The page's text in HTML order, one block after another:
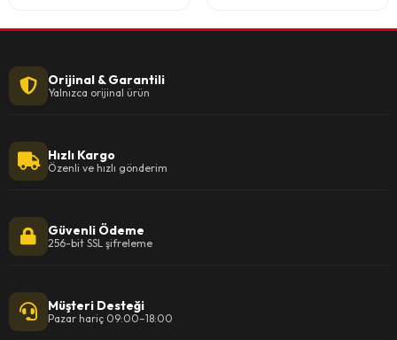
Orijinal & Garantili
Yalnızca orijinal ürün
Hızlı Kargo
Özenli ve hızlı gönderim
Güvenli Ödeme
256-bit SSL şifreleme
Müşteri Desteği
Pazar hariç 09:00–18:00